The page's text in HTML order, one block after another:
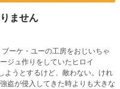
ません
ーケ・ユーの工房をおじいちゃ
ジュ作りをしていたヒロイ
ようとするけど、敵わない。けれ
盗が侵入してきた時よりも大きな